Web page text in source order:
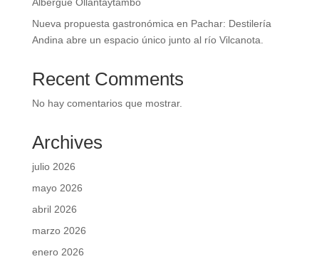
Nueva propuesta gastronómica en Pachar: Destilería
Andina abre un espacio único junto al río Vilcanota.
Recent Comments
No hay comentarios que mostrar.
Archives
julio 2026
mayo 2026
abril 2026
marzo 2026
enero 2026